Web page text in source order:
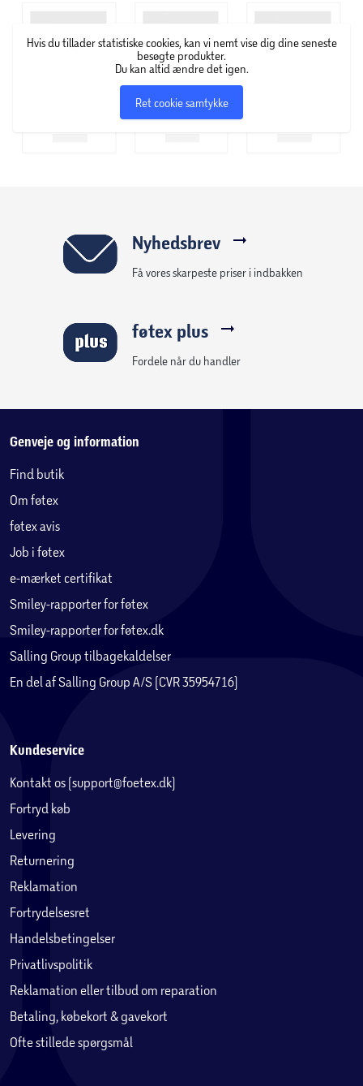
Hvis du tillader statistiske cookies, kan vi nemt vise dig dine seneste
besøgte produkter.
Du kan altid ændre det igen.
Ret cookie samtykke
Nyhedsbrev
Få vores skarpeste priser i indbakken
føtex plus
Fordele når du handler
Genveje og information
Find butik
Om føtex
føtex avis
Job i føtex
e-mærket certifikat
Smiley-rapporter for føtex
Smiley-rapporter for føtex.dk
Salling Group tilbagekaldelser
En del af Salling Group A/S (CVR 35954716)
Kundeservice
Kontakt os (support@foetex.dk)
Fortryd køb
Levering
Returnering
Reklamation
Fortrydelsesret
Handelsbetingelser
Privatlivspolitik
Reklamation eller tilbud om reparation
Betaling, købekort & gavekort
Ofte stillede spørgsmål